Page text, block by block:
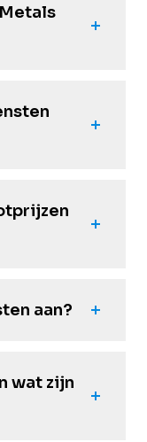
aan?
wat zijn